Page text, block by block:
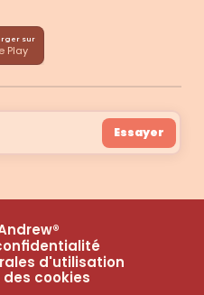
sur
Play
Essayer
d'utilisation
cookies